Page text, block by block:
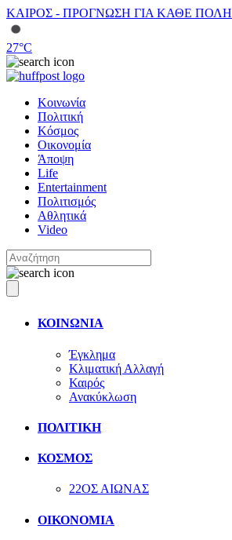
ΚΑΙΡΟΣ - ΠΡΟΓΝΩΣΗ ΓΙΑ ΚΑΘΕ ΠΟΛΗ
27°C
Κοινωνία
Πολιτική
Κόσμος
Οικονομία
Άποψη
Life
Entertainment
Πολιτισμός
Αθλητικά
Video
ΚΟΙΝΩΝΙΑ
Έγκλημα
Κλιματική Αλλαγή
Καιρός
Ανακύκλωση
ΠΟΛΙΤΙΚΗ
ΚΟΣΜΟΣ
22ΟΣ ΑΙΩΝΑΣ
ΟΙΚΟΝΟΜΙΑ